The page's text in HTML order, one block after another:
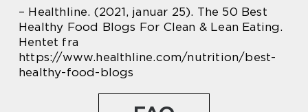
– Healthline. (2021, januar 25). The 50 Best
Healthy Food Blogs For Clean & Lean Eating.
Hentet fra
https://www.healthline.com/nutrition/best-
healthy-food-blogs